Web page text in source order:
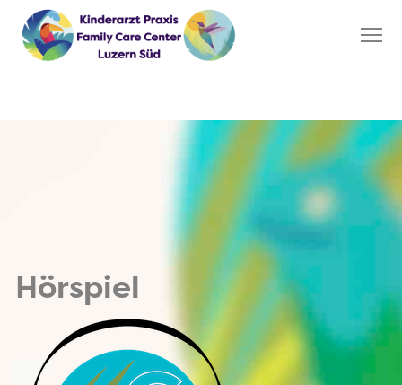
Hörspiel